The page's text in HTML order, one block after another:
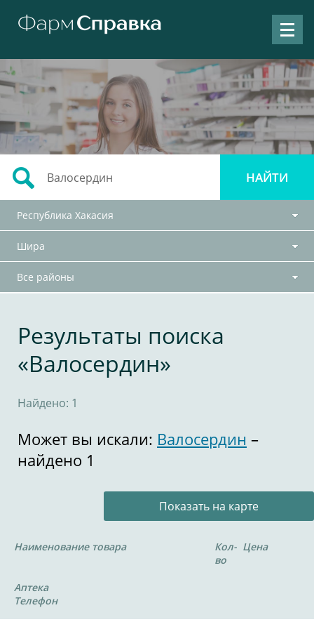
Республика Хакасия
Шира
Все районы
Результаты поиска
«Валосердин»
Найдено: 1
Может вы искали: Валосердин –
найдено 1
Показать на карте
Наименование товара
Кол-
во
Цена
Аптека
Телефон